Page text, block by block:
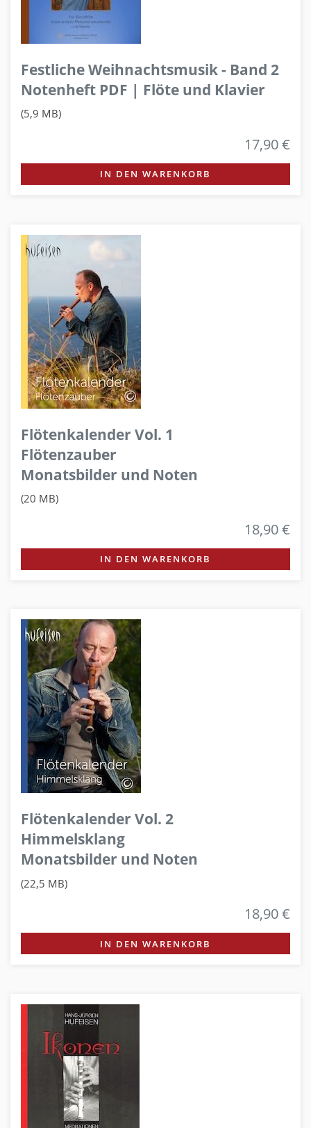
Festliche Weihnachtsmusik - Band 2
Notenheft PDF | Flöte und Klavier
(5,9 MB)
17,90 €
IN DEN WARENKORB
Flötenkalender Vol. 1
Flötenzauber
Monatsbilder und Noten
(20 MB)
18,90 €
IN DEN WARENKORB
Flötenkalender Vol. 2
Himmelsklang
Monatsbilder und Noten
(22,5 MB)
18,90 €
IN DEN WARENKORB